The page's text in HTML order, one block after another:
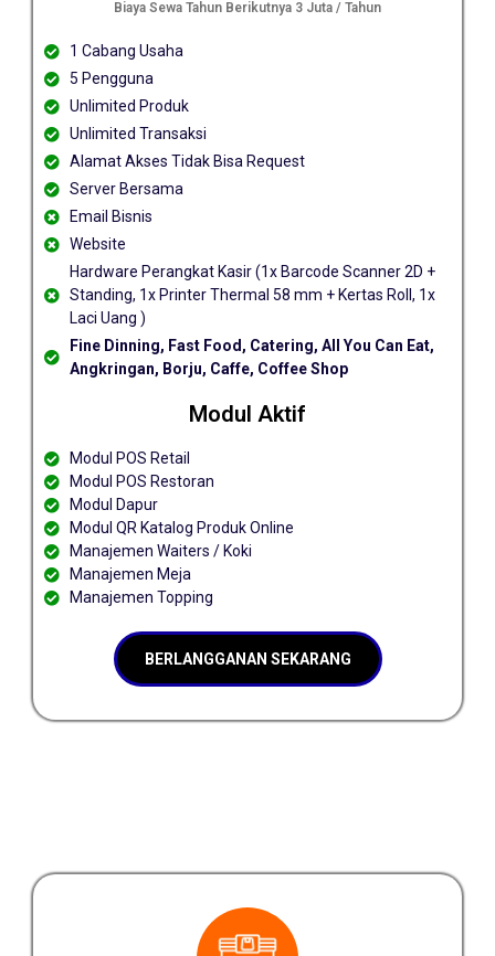
Biaya Sewa Tahun Berikutnya 3 Juta / Tahun
1 Cabang Usaha
5 Pengguna
Unlimited Produk
Unlimited Transaksi
Alamat Akses Tidak Bisa Request
Server Bersama
Email Bisnis
Website
Hardware Perangkat Kasir (1x Barcode Scanner 2D +
Standing, 1x Printer Thermal 58 mm + Kertas Roll, 1x
Laci Uang )
Fine Dinning, Fast Food, Catering, All You Can Eat,
Angkringan, Borju, Caffe, Coffee Shop
Modul Aktif
Modul POS Retail
Modul POS Restoran
Modul Dapur
Modul QR Katalog Produk Online
Manajemen Waiters / Koki
Manajemen Meja
Manajemen Topping
BERLANGGANAN SEKARANG